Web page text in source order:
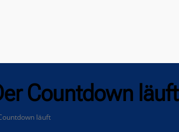
Countdown läuft
läuft